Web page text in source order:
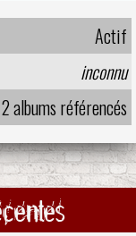
Actif
inconnu
2 albums référencés